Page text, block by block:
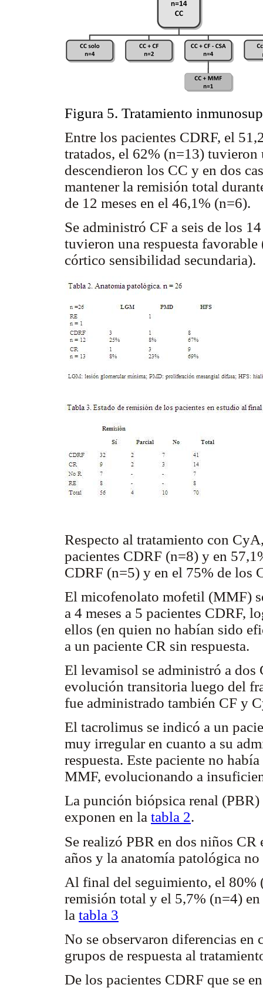
Figura 5. Tratamiento
Entre los pacientes CDRF, el
tratados, el 62% (n=13) tuvieron
descendieron los CC y en dos
mantener la remisión total
de 12 meses en el 46,1% (n=6).
Se administró CF a seis de los
tuvieron una respuesta
córtico sensibilidad secundaria).
Respecto al tratamiento con
pacientes CDRF (n=8) y en
CDRF (n=5) y en el 75% de los
El micofenolato mofetil (MMF)
a 4 meses a 5 pacientes CDRF,
ellos (en quien no habían sido
a un paciente CR sin respuesta.
El levamisol se administró a dos
evolución transitoria luego del
fue administrado también CF y
El tacrolimus se indicó a un
muy irregular en cuanto a su
respuesta. Este paciente no
MMF, evolucionando a
La punción biópsica renal (PBR)
exponen en la tabla 2.
Se realizó PBR en dos niños
años y la anatomía patológica
Al final del seguimiento, el 80%
remisión total y el 5,7% (n=4)
la tabla 3
No se observaron diferencias en
grupos de respuesta al
De los pacientes CDRF que se